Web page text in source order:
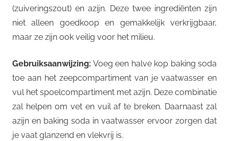
(zuiveringszout) en azijn. Deze twee ingrediënten zijn
niet alleen goedkoop en gemakkelijk verkrijgbaar,
maar ze zijn ook veilig voor het milieu.
Gebruiksaanwijzing: Voeg een halve kop baking soda
toe aan het zeepcompartiment van je vaatwasser en
vul het spoelcompartiment met azijn. Deze combinatie
zal helpen om vet en vuil af te breken. Daarnaast zal
azijn en baking soda in vaatwasser ervoor zorgen dat
je vaat glanzend en vlekvrij is.